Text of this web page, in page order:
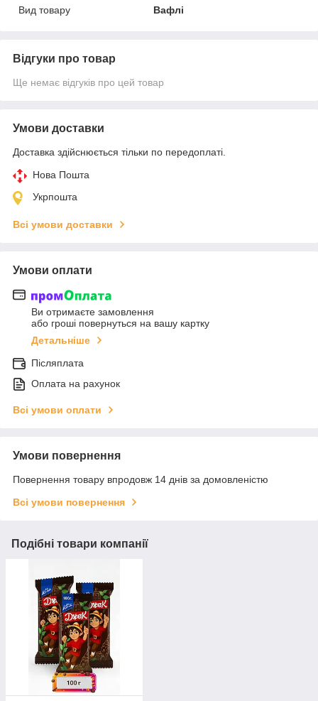
Вид товару
Вафлі
Відгуки про товар
Ще немає відгуків про цей товар
Умови доставки
Доставка здійснюється тільки по передоплаті.
Нова Пошта
Укрпошта
Всі умови доставки
Умови оплати
Ви отримаєте замовлення
або гроші повернуться на вашу картку
Детальніше
Післяплата
Оплата на рахунок
Всі умови оплати
Умови повернення
Повернення товару впродовж 14 днів за домовленістю
Всі умови повернення
Подібні товари компанії